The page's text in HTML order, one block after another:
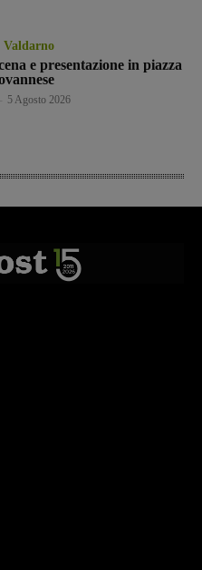
Valdarno
e presentazione in piazza
5 Agosto 2026